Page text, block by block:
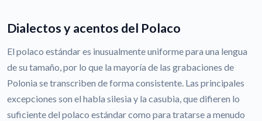
Dialectos y acentos del Polaco
El polaco estándar es inusualmente uniforme para una lengua
de su tamaño, por lo que la mayoría de las grabaciones de
Polonia se transcriben de forma consistente. Las principales
excepciones son el habla silesia y la casubia, que difieren lo
suficiente del polaco estándar como para tratarse a menudo